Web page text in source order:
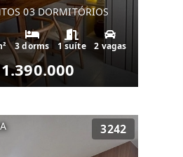
03 DORMITÓRIOS
3 dorms 1 suíte 2 vagas
3242